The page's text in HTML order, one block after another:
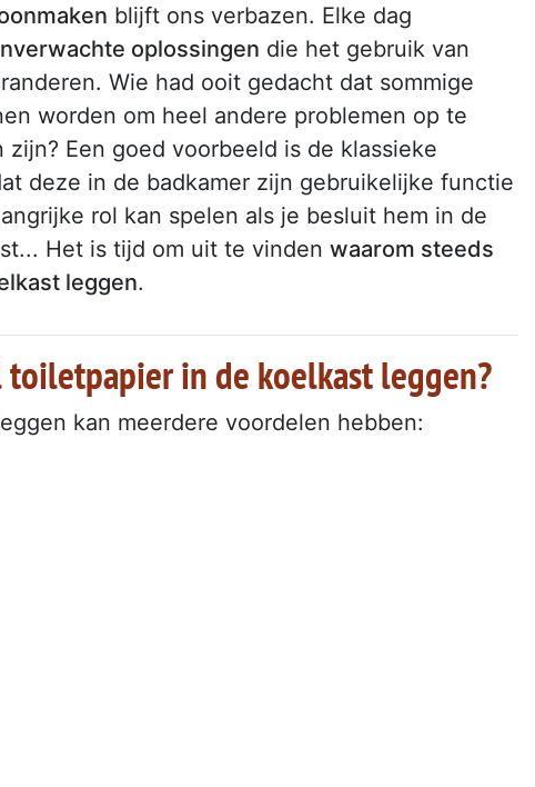
blijft ons verbazen. Elke dag
oplossingen die het gebruik van
Wie had ooit gedacht dat sommige
worden om heel andere problemen op te
Een goed voorbeeld is de klassieke
deze in de badkamer zijn gebruikelijke functie
rol kan spelen als je besluit hem in de
Het is tijd om uit te vinden waarom steeds
leggen.
in de koelkast leggen?
kan meerdere voordelen hebben: